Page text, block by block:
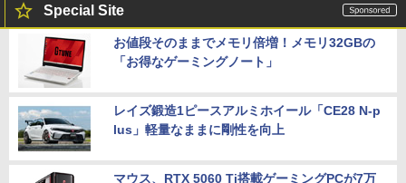
Special Site
お値段そのままでメモリ倍増！メモリ32GBの
「お得なゲーミングノート」
レイズ鍛造1ピースアルミホイール「CE28 N-p
lus」軽量なままに剛性を向上
マウス、RTX 5060 Ti搭載ゲーミングPCが7万